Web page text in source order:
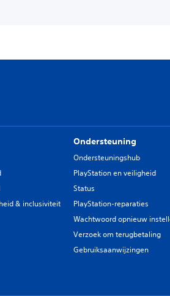
& inclusiviteit
Ondersteuning
Ondersteuningshub
PlayStation en veiligheid
Status
PlayStation-reparaties
Wachtwoord opnieuw
Verzoek om terugbetaling
Gebruiksaanwijzingen